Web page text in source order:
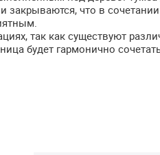
что в
так как существуют
будет гармонично